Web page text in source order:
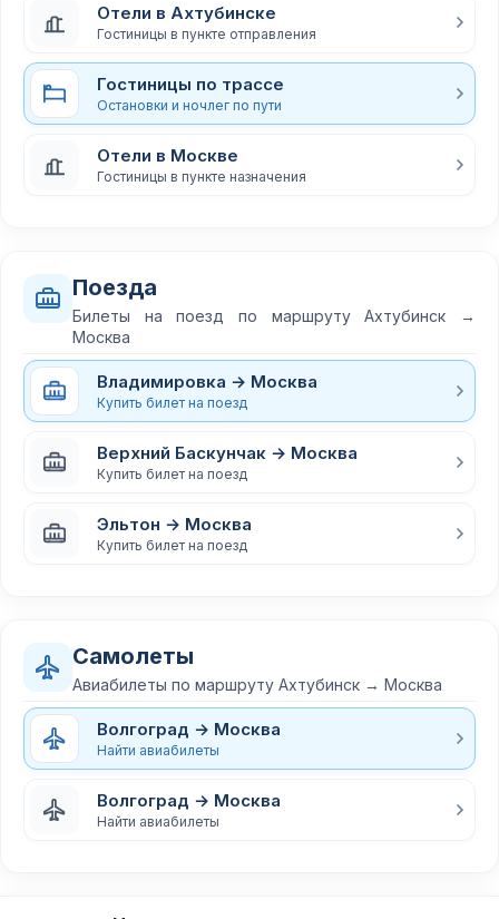
Отели в Ахтубинске
Гостиницы в пункте отправления
Гостиницы по трассе
Остановки и ночлег по пути
Отели в Москве
Гостиницы в пункте назначения
Поезда
Билеты на поезд по маршруту Ахтубинск →
Москва
Владимировка → Москва
Купить билет на поезд
Верхний Баскунчак → Москва
Купить билет на поезд
Эльтон → Москва
Купить билет на поезд
Самолеты
Авиабилеты по маршруту Ахтубинск → Москва
Волгоград → Москва
Найти авиабилеты
Волгоград → Москва
Найти авиабилеты